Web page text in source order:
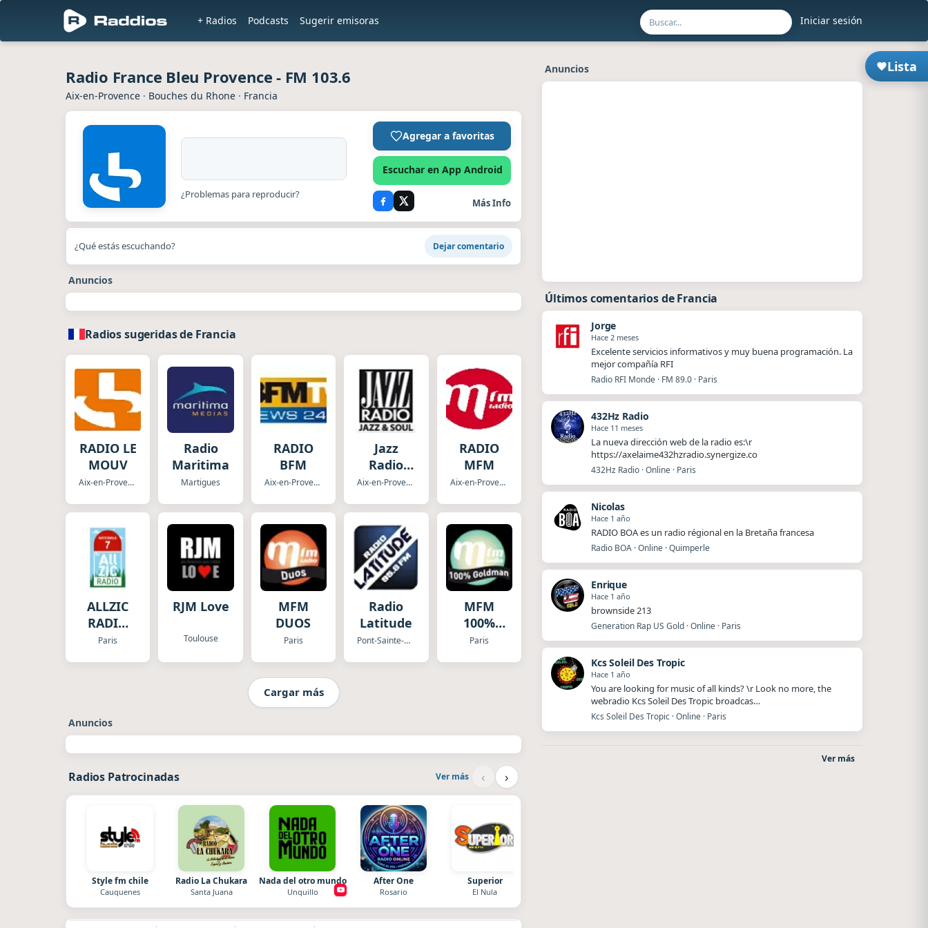
Iniciar sesión
+ Radios Podcasts Sugerir emisoras
Lista
Radio France Bleu Provence - FM 103.6
Aix-en-Provence · Bouches du Rhone · Francia
¿Problemas para reproducir?
Agregar a favoritas
Escuchar en App Android
Más Info
¿Qué estás escuchando? Dejar comentario
Anuncios
Radios sugeridas de Francia
RADIO LE
MOUV
Aix-en-Provence
Radio
Maritima
Martigues
RADIO
BFM
Aix-en-Provence
Jazz
Radio
Jazz &Aix-en-Provence
RADIO
MFM
Aix-en-Provence
ALLZIC
RADIO
ORIENTALE
Paris
RJM Love
Toulouse
MFM
DUOS
Paris
Radio
Latitude
Pont-Sainte-Marie
MFM
100%
GOLDMAN
Paris
Cargar más
Anuncios
Radios Patrocinadas Ver más ‹ ›
Style fm chile
Cauquenes
Radio La Chukara
Santa Juana
Nada del otro mundo
Unquillo
After One
Rosario
Superior
El Nula
Anuncios
Últimos comentarios de Francia
Jorge
Hace 2 meses
Excelente servicios informativos y muy buena programación. La
mejor compañía RFI
Radio RFI Monde · FM 89.0 · Paris
432Hz Radio
Hace 11 meses
La nueva dirección web de la radio es:\r
https://axelaime432hzradio.synergize.co
432Hz Radio · Online · Paris
Nicolas
Hace 1 año
RADIO BOA es un radio régional en la Bretaña francesa
Radio BOA · Online · Quimperle
Enrique
Hace 1 año
brownside 213
Generation Rap US Gold · Online · Paris
Kcs Soleil Des Tropic
Hace 1 año
You are looking for music of all kinds? \r Look no more, the
webradio Kcs Soleil Des Tropic broadcas…
Kcs Soleil Des Tropic · Online · Paris
Ver más